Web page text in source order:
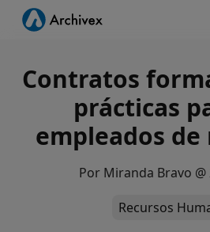
Contratos
prácticas
empleados de
Por Miranda Bravo @
Recursos